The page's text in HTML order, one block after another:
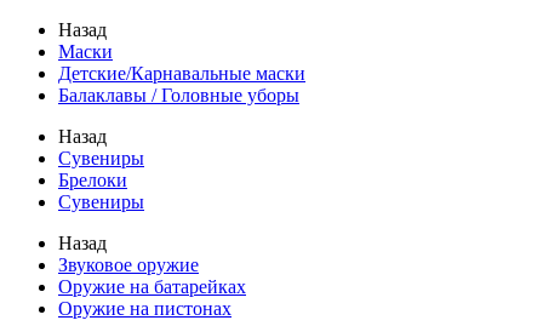
Назад
Маски
Детские/Карнавальные маски
Балаклавы / Головные уборы
Назад
Сувениры
Брелоки
Сувениры
Назад
Звуковое оружие
Оружие на батарейках
Оружие на пистонах